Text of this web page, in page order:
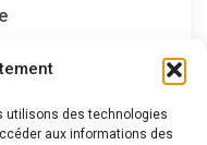
utilisons des technologies
aux informations des